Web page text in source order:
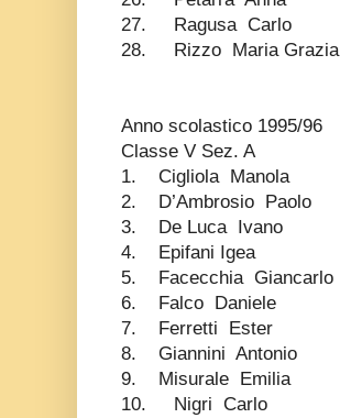
27. Ragusa Carlo
28. Rizzo Maria Grazia
Anno scolastico 1995/96
Classe V Sez. A
1. Cigliola Manola
2. D’Ambrosio Paolo
3. De Luca Ivano
4. Epifani Igea
5. Facecchia Giancarlo
6. Falco Daniele
7. Ferretti Ester
8. Giannini Antonio
9. Misurale Emilia
10. Nigri Carlo